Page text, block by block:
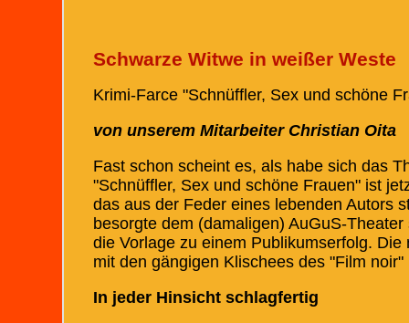
Schwarze Witwe in weißer Weste
Krimi-Farce "Schnüffler, Sex und schöne
von unserem Mitarbeiter Christian Oita
Fast schon scheint es, als habe sich das
"Schnüffler, Sex und schöne Frauen" ist
das aus der Feder eines lebenden Autors
besorgte dem (damaligen) AuGuS-
die Vorlage zu einem Publikumserfolg.
mit den gängigen Klischees des "Film noir"
In jeder Hinsicht schlagfertig